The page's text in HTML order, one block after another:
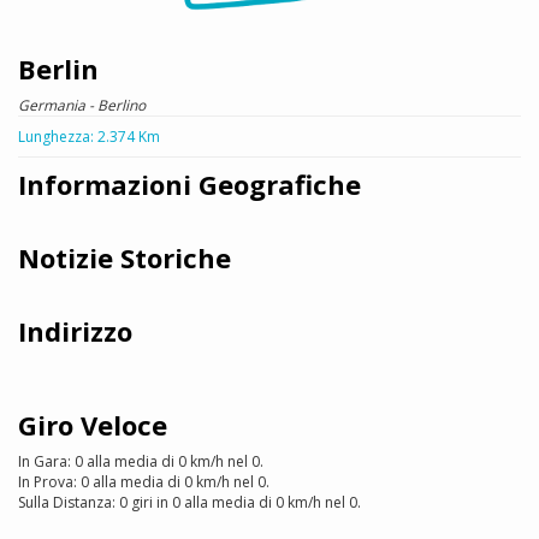
Berlin
Germania - Berlino
Lunghezza: 2.374 Km
Informazioni Geografiche
Notizie Storiche
Indirizzo
Giro Veloce
In Gara: 0 alla media di 0 km/h nel 0.
In Prova: 0 alla media di 0 km/h nel 0.
Sulla Distanza: 0 giri in 0 alla media di 0 km/h nel 0.